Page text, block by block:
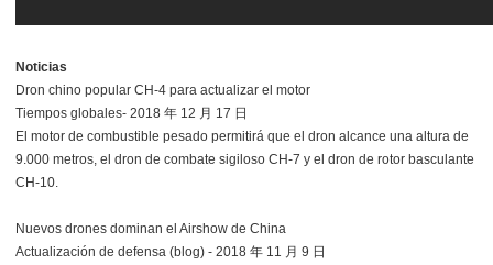
Noticias
Dron chino popular CH-4 para actualizar el motor
Tiempos globales- 2018 年 12 月 17 日
El motor de combustible pesado permitirá que el dron alcance una altura de
9.000 metros, el dron de combate sigiloso CH-7 y el dron de rotor basculante
CH-10.
Nuevos drones dominan el Airshow de China
Actualización de defensa (blog) - 2018 年 11 月 9 日